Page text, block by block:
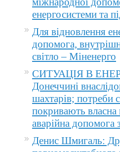
енергосистеми та
Для відновлення
допомога,
світло – Міненерго
СИТУАЦІЯ В
Донеччині
шахтарів; потреби
покривають власна
аварійна допомога
Денис Шмигаль: